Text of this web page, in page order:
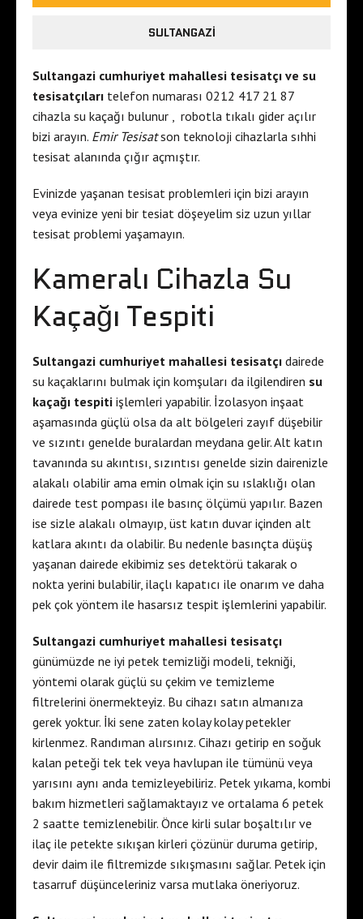
SULTANGAZI
Sultangazi cumhuriyet mahallesi tesisatçı ve su
tesisatçıları telefon numarası 0212 417 21 87
cihazla su kaçağı bulunur , robotla tıkalı gider açılır
bizi arayın. Emir Tesisatson teknoloji cihazlarla sıhhi
tesisat alanında çığır açmıştır.
Evinizde yaşanan tesisat problemleri için bizi arayın
veya evinize yeni bir tesiat döşeyelim siz uzun yıllar
tesisat problemi yaşamayın.
Kameralı Cihazla Su
Kaçağı Tespiti
Sultangazi cumhuriyet mahallesi tesisatçı dairede
su kaçaklarını bulmak için komşuları da ilgilendiren su
kaçağı tespiti işlemleri yapabilir. İzolasyon inşaat
aşamasında güçlü olsa da alt bölgeleri zayıf düşebilir
ve sızıntı genelde buralardan meydana gelir. Alt katın
tavanında su akıntısı, sızıntısı genelde sizin dairenizle
alakalı olabilir ama emin olmak için su ıslaklığı olan
dairede test pompası ile basınç ölçümü yapılır. Bazen
ise sizle alakalı olmayıp, üst katın duvar içinden alt
katlara akıntı da olabilir. Bu nedenle basınçta düşüş
yaşanan dairede ekibimiz ses detektörü takarak o
nokta yerini bulabilir, ilaçlı kapatıcı ile onarım ve daha
pek çok yöntem ile hasarsız tespit işlemlerini yapabilir.
Sultangazi cumhuriyet mahallesi tesisatçı
günümüzde ne iyi petek temizliği modeli, tekniği,
yöntemi olarak güçlü su çekim ve temizleme
filtrelerini önermekteyiz. Bu cihazı satın almanıza
gerek yoktur. İki sene zaten kolay kolay petekler
kirlenmez. Randıman alırsınız. Cihazı getirip en soğuk
kalan peteği tek tek veya havlupan ile tümünü veya
yarısını aynı anda temizleyebiliriz. Petek yıkama, kombi
bakım hizmetleri sağlamaktayız ve ortalama 6 petek
2 saatte temizlenebilir. Önce kirli sular boşaltılır ve
ilaç ile petekte sıkışan kirleri çözünür duruma getirip,
devir daim ile filtremizde sıkışmasını sağlar. Petek için
tasarruf düşünceleriniz varsa mutlaka öneriyoruz.